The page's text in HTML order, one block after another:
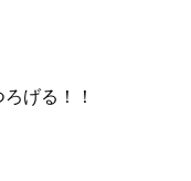
げる！！